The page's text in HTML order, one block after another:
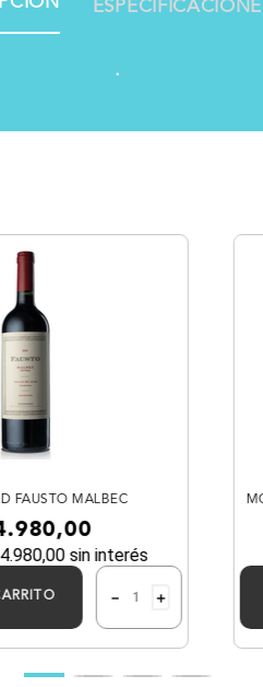
.
FAUSTO MALBEC
.980,00
.980,00sin interés
＋
－